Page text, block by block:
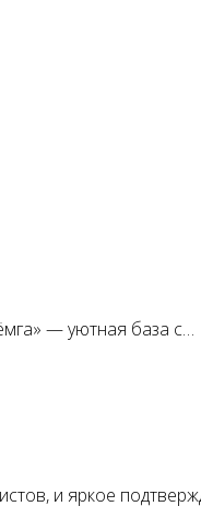
— уютная база с…
и яркое